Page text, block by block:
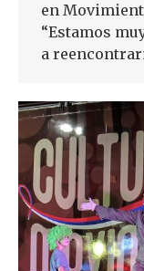
en
“Estamos
a